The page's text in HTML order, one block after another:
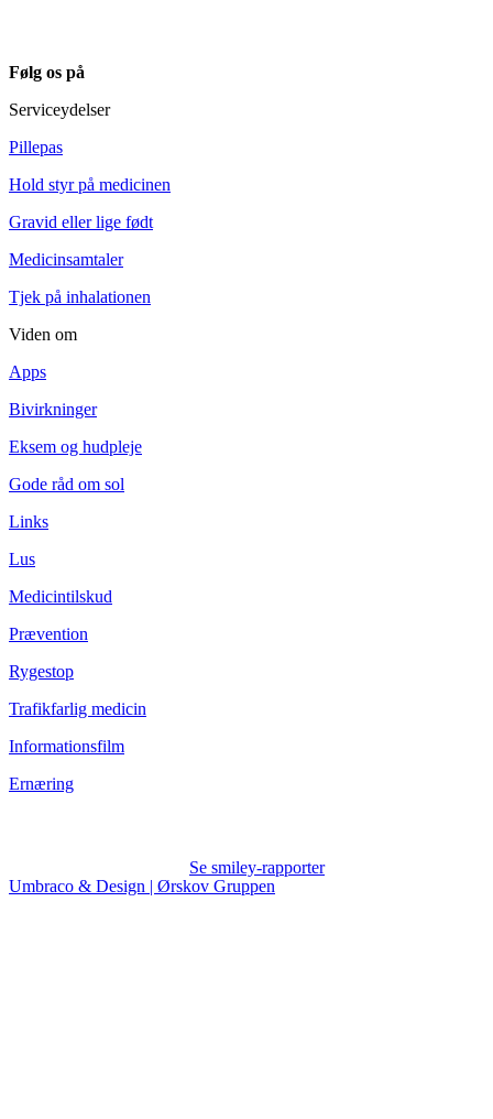
Følg os på
Serviceydelser
Pillepas
Hold styr på medicinen
Gravid eller lige født
Medicinsamtaler
Tjek på inhalationen
Viden om
Apps
Bivirkninger
Eksem og hudpleje
Gode råd om sol
Links
Lus
Medicintilskud
Prævention
Rygestop
Trafikfarlig medicin
Informationsfilm
Ernæring
Se smiley-rapporter
Umbraco & Design | Ørskov Gruppen